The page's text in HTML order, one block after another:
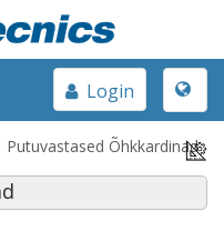
Toggle
Login
Putuvastased Õhkkardinad